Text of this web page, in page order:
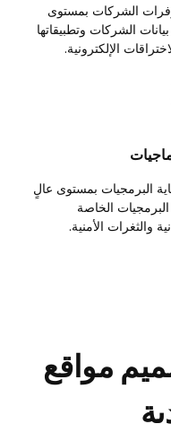
الشركات بمستوى
الشركات وتطبيقاتها
الإلكترونية.
البرمجيات بمستوى عالٍ
الخاصة
والثغرات الأمنية.
مواقع